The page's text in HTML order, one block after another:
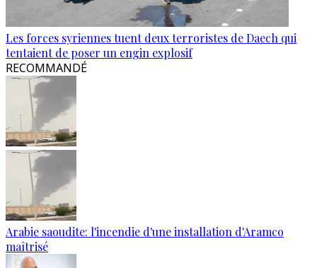
Les forces syriennes tuent deux terroristes de Daech qui
tentaient de poser un engin explosif
RECOMMANDÉ
Arabie saoudite: l'incendie d'une installation d'Aramco
maîtrisé